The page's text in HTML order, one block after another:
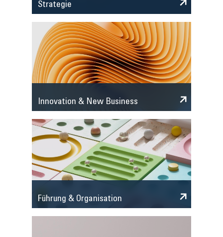
Strategie
Innovation & New Business
Führung & Organisation